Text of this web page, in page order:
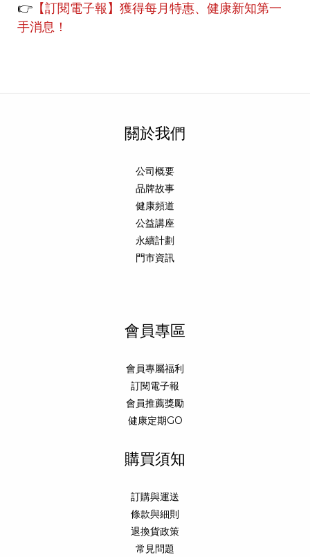
👉 【訂閱電子報】獲得每月特惠、健康新知第一
手消息！
關於我們
公司概要
品牌故事
健康頻道
公益講座
永續計劃
門市資訊
會員專區
會員專屬福利
訂閱電子報
會員推薦獎勵
健康定期GO
購買須知
訂購與運送
條款與細則
退換貨政策
常見問題